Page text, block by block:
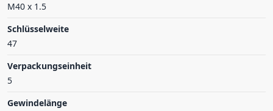
M40 x 1.5
Schlüsselweite
47
Verpackungseinheit
5
Gewindelänge